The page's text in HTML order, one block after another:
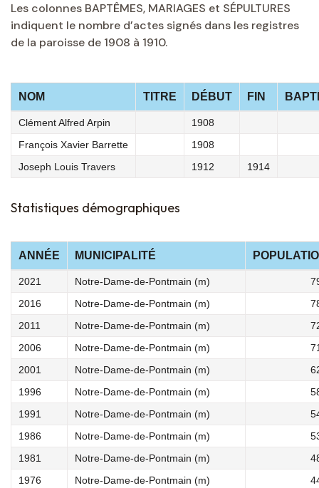
Les colonnes BAPTÊMES, MARIAGES et SÉPULTURES
indiquent le nombre d’actes signés dans les registres
de la paroisse de 1908 à 1910.
NOM TITRE DÉBUT FIN
Clément Alfred Arpin
1908
François Xavier Barrette
1908
Joseph Louis Travers
1912 1914
Statistiques démographiques
ANNÉE MUNICIPALITÉ
2021 Notre-Dame-de-Pontmain (m)
2016
Notre-Dame-de-Pontmain (m)
2011
Notre-Dame-de-Pontmain (m)
2006
Notre-Dame-de-Pontmain (m)
2001
Notre-Dame-de-Pontmain (m)
1996
Notre-Dame-de-Pontmain (m)
1991
Notre-Dame-de-Pontmain (m)
1986
Notre-Dame-de-Pontmain (m)
1981
Notre-Dame-de-Pontmain (m)
1976
Notre-Dame-de-Pontmain (m)